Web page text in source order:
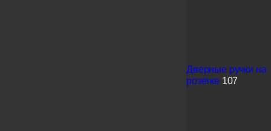
Дверные ручки на
розетке 107